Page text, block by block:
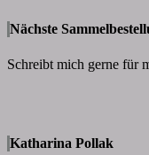
Nächste
Schreibt mich gerne für
Katharina Pollak